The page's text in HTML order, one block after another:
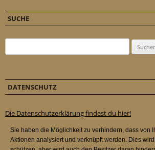
SUCHE
DATENSCHUTZ
Die Datenschutzerklärung findest du hier!